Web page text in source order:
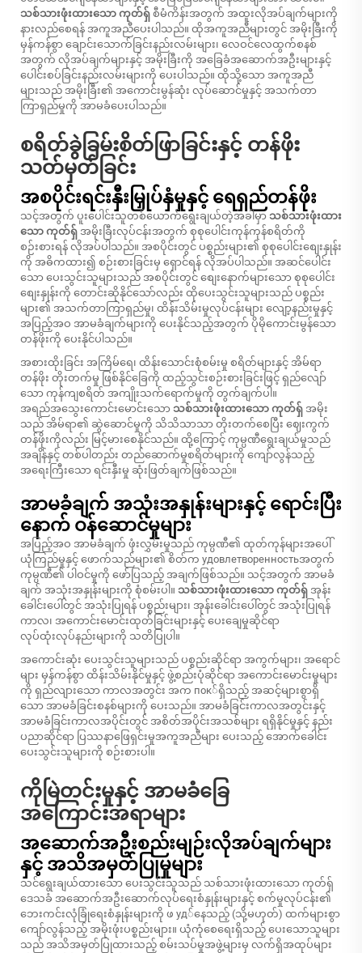
သစ်သားဖုံးထားသော ကုတ်ရှ် စီမံကိန်းအတွက် အထူးလိုအပ်ချက်များကို
နားလည်စေရန် အကူအညီပေးပါသည်။ ထိုအကူအညီများတွင် အမိုးခြီးကို
မှန်ကန်စွာ ချောင်းသောက်ခြင်းနည်းလမ်းများ၊ လေဝင်လေထွက်စနစ်
အတွက် လိုအပ်ချက်များနှင့် အမိုးခြီးကို အခြေခံအဆောက်အဦးများနှင့်
ပေါင်းစပ်ခြင်းနည်းလမ်းများကို ပေးပါသည်။ ထိုသို့သော အကူအညီ
များသည် အမိုးခြီး၏ အကောင်းမွန်ဆုံး လုပ်ဆောင်မှုနှင့် အသက်တာ
ကြာရှည်မှုကို အာမခံပေးပါသည်။
စရိတ်ခွဲခြမ်းစိတ်ဖြာခြင်းနှင့် တန်ဖိုး
သတ်မှတ်ခြင်း
အစပိုင်းရင်းနှီးမြှုပ်နှံမှုနှင့် ရေရှည်တန်ဖိုး
သင့်အတွက် ပူးပေါင်းသူတစ်ယောက်ရွေးချယ်တဲ့အခါမှာ သစ်သားဖုံးထား
သော ကုတ်ရှ် အမိုးခြီးလုပ်ငန်းအတွက် စုစုပေါင်းကုန်ကုန်စရိတ်ကို
စဉ်းစားရန် လိုအပ်ပါသည်။ အစပိုင်းတွင် ပစ္စည်းများ၏ စုစုပေါင်းစျေးနှုန်း
ကို အဓိကထား၍ စဉ်းစားခြင်းမှ ရှောင်ရန် လိုအပ်ပါသည်။ အဆင်ပေါင်း
သော ပေးသွင်းသူများသည် အစပိုင်းတွင် စျေးနောက်များသော စုစုပေါင်း
စျေးနှုန်းကို တောင်းဆိုနိုင်သော်လည်း ထိုပေးသွင်းသူများသည် ပစ္စည်း
များ၏ အသက်တာကြာရှည်မှု၊ ထိန်းသိမ်းမှုလုပ်ငန်းများ လျော့နည်းမှုနှင့်
အပြည့်အဝ အာမခံချက်များကို ပေးနိုင်သည့်အတွက် ပိုမိုကောင်းမွန်သော
တန်ဖိုးကို ပေးနိုင်ပါသည်။
အစားထိုးခြင်း အကြိမ်ရေ၊ ထိန်းသောင်းစုံစမ်းမှု စရိတ်များနှင့် အိမ်ရာ
တန်ဖိုး တိုးတက်မှု ဖြစ်နိုင်ခြေကို ထည့်သွင်းစဉ်းစားခြင်းဖြင့် ရှည်လျော်
သော ကုန်ကျစရိတ် အကျိုးသက်ရောက်မှုကို တွက်ချက်ပါ။
အရည်အသွေးကောင်းမောင်းသော သစ်သားဖုံးထားသော ကုတ်ရှ် အမိုး
သည် အိမ်ရာ၏ ဆွဲဆောင်မှုကို သိသိသာသာ တိုးတက်စေပြီး ဈေးကွက်
တန်ဖိုးကိုလည်း မြင့်မားစေနိုင်သည်။ ထို့ကြောင့် ကုမ္ပဏီရွေးချယ်မှုသည်
အချိန်နှင့် တစ်ပါတည်း တည်ဆောက်မှုစရိတ်များကို ကျော်လွန်သည့်
အရေးကြီးသော ရင်းနှီးမှု ဆုံးဖြတ်ချက်ဖြစ်သည်။
အာမခံချက် အသုံးအနှုန်းများနှင့် ရောင်းပြီး
နောက် ဝန်ဆောင်မှုများ
အပြည့်အဝ အာမခံချက် ဖုံးလွှမ်းမှုသည် ကုမ္ပဏီ၏ ထုတ်ကုန်များအပေါ်
ယုံကြည်မှုနှင့် ဖောက်သည်များ၏ စိတ်က удовлетворенностьအတွက်
ကုမ္ပဏီ၏ ပါဝင်မှုကို ဖော်ပြသည့် အချက်ဖြစ်သည်။ သင့်အတွက် အာမခံ
ချက် အသုံးအနှုန်းများကို စုံစမ်းပါ။ သစ်သားဖုံးထားသော ကုတ်ရှ် အုန်း
ခေါင်းပေါ်တွင် အသုံးပြုရန် ပစ္စည်းများ၊ အုန်းခေါင်းပေါ်တွင် အသုံးပြုရန်
ကာလ၊ အကောင်းမောင်းထုတ်ခြင်းများနှင့် ပေးချေမှုဆိုင်ရာ
လုပ်ထုံးလုပ်နည်းများကို သတိပြုပါ။
အကောင်းဆုံး ပေးသွင်းသူများသည် ပစ္စည်းဆိုင်ရာ အကွက်များ၊ အရောင်
များ မှန်ကန်စွာ ထိန်းသိမ်းနိုင်မှုနှင့် ဖွဲ့စည်းပုံဆိုင်ရာ အကောင်းမောင်းမှုများ
ကို ရှည်လျားသော ကာလအတွင်း အက пок်ရှိသည့် အဆင့်များစွာရှိ
သော အာမခံခြင်းစနစ်များကို ပေးသည်။ အာမခံခြင်းကာလအတွင်းနှင့်
အာမခံခြင်းကာလအပိုင်းတွင် အစိတ်အပိုင်းအသစ်များ ရရှိနိုင်မှုနှင့် နည်း
ပညာဆိုင်ရာ ပြဿနာဖြေရှင်းမှုအကူအညီများ ပေးသည့် အောက်ခေါင်း
ပေးသွင်းသူများကို စဉ်းစားပါ။
ကိုမြဲတင်းမှုနှင့် အာမခံခြေ
အကြောင်းအရာများ
အဆောက်အဦးစည်းမျဉ်းလိုအပ်ချက်များ
နှင့် အသိအမှတ်ပြုမှုများ
သင်ရွေးချယ်ထားသော ပေးသွင်းသူသည် သစ်သားဖုံးထားသော ကုတ်ရှ်
ဒေသခံ အဆောက်အဦးဆောက်လုပ်ရေးစံနှုန်းများနှင့် စက်မှုလုပ်ငန်း၏
ဘေးကင်းလုံခြုံရေးစံနှုန်းများကို ဖ уд်နေသည့် (သို့မဟုတ်) ထက်များစွာ
ကျော်လွန်သည့် အမိုးဖုံးပစ္စည်းများ။ ယုံကုံစေရေးရှိသည့် ပေးသောသူများ
သည် အသိအမှတ်ပြုထားသည့် စမ်းသပ်မှုအဖွဲ့များမှ လက်ရှိအထုပ်များ